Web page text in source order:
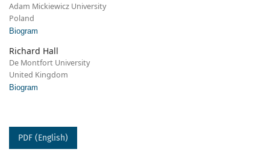
Adam Mickiewicz University
Poland
Biogram
Richard Hall
De Montfort University
United Kingdom
Biogram
PDF (English)